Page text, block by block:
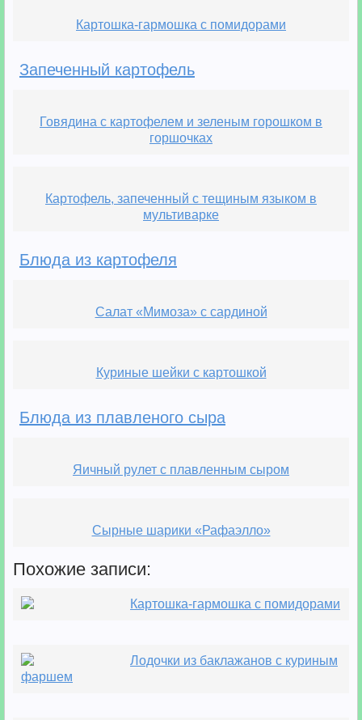
Картошка-гармошка с помидорами
Запеченный картофель
Говядина с картофелем и зеленым горошком в
горшочках
Картофель, запеченный с тещиным языком в
мультиварке
Блюда из картофеля
Салат «Мимоза» с сардиной
Куриные шейки с картошкой
Блюда из плавленого сыра
Яичный рулет с плавленным сыром
Сырные шарики «Рафаэлло»
Похожие записи:
Картошка-гармошка с помидорами
Лодочки из баклажанов с куриным
фаршем